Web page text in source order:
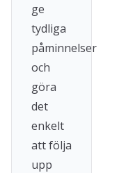
ge
tydliga
påminnelser
och
göra
det
enkelt
att följa
upp